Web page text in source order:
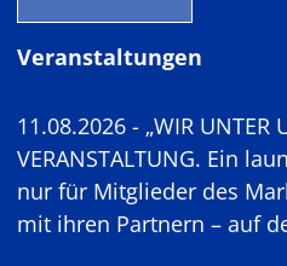
Veranstaltungen
11.08.2026 - „WIR UNTER
VERANSTALTUNG. Ein
nur für Mitglieder des
mit ihren Partnern – auf